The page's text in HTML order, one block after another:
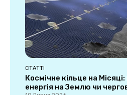
СТАТТІ
Космічне кільце на
енергія на Землю чи